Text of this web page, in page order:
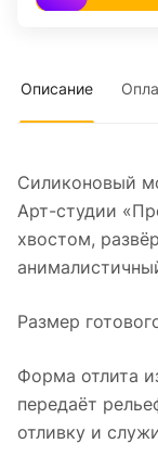
Описание
Силиконовый
Арт-студии
хвостом,
Размер
Форма отлита
передаёт
отливку и